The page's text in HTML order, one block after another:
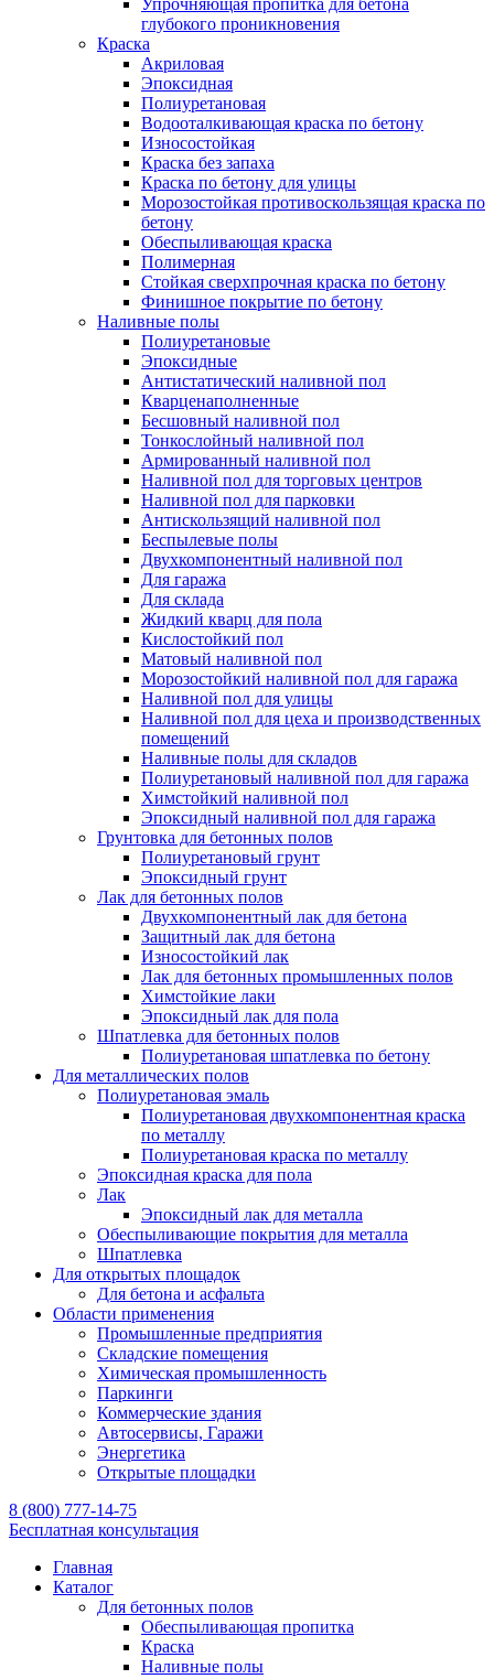
Упрочняющая пропитка для бетона
глубокого проникновения
Краска
Акриловая
Эпоксидная
Полиуретановая
Водооталкивающая краска по бетону
Износостойкая
Краска без запаха
Краска по бетону для улицы
Морозостойкая противоскользящая краска по
бетону
Обеспыливающая краска
Полимерная
Стойкая сверхпрочная краска по бетону
Финишное покрытие по бетону
Наливные полы
Полиуретановые
Эпоксидные
Антистатический наливной пол
Кварценаполненные
Бесшовный наливной пол
Тонкослойный наливной пол
Армированный наливной пол
Наливной пол для торговых центров
Наливной пол для парковки
Антискользящий наливной пол
Беспылевые полы
Двухкомпонентный наливной пол
Для гаража
Для склада
Жидкий кварц для пола
Кислостойкий пол
Матовый наливной пол
Морозостойкий наливной пол для гаража
Наливной пол для улицы
Наливной пол для цеха и производственных
помещений
Наливные полы для складов
Полиуретановый наливной пол для гаража
Химстойкий наливной пол
Эпоксидный наливной пол для гаража
Грунтовка для бетонных полов
Полиуретановый грунт
Эпоксидный грунт
Лак для бетонных полов
Двухкомпонентный лак для бетона
Защитный лак для бетона
Износостойкий лак
Лак для бетонных промышленных полов
Химстойкие лаки
Эпоксидный лак для пола
Шпатлевка для бетонных полов
Полиуретановая шпатлевка по бетону
Для металлических полов
Полиуретановая эмаль
Полиуретановая двухкомпонентная краска
по металлу
Полиуретановая краска по металлу
Эпоксидная краска для пола
Лак
Эпоксидный лак для металла
Обеспыливающие покрытия для металла
Шпатлевка
Для открытых площадок
Для бетона и асфальта
Области применения
Промышленные предприятия
Складские помещения
Химическая промышленность
Паркинги
Коммерческие здания
Автосервисы, Гаражи
Энергетика
Открытые площадки
8 (800) 777-14-75
Бесплатная консультация
Главная
Каталог
Для бетонных полов
Обеспыливающая пропитка
Краска
Наливные полы